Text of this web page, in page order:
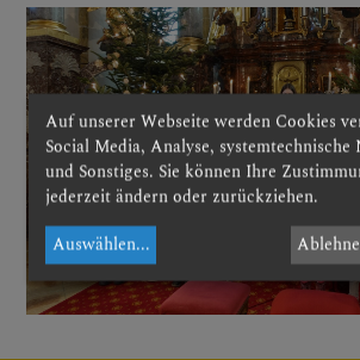
KFB-
Müttertreffen
Geschichte
Soziales
FRIEDHOF
Auf unserer Webseite werden Cookies
Social Media, Analyse,
und Sonstiges. Sie können Ihre
jederzeit ändern oder zurückziehen.
Auswählen...